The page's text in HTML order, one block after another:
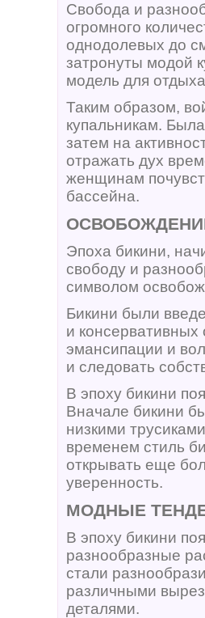
Свобода и
огромного
однодолевых до
затронуты модой
модель для
Таким образом,
купальникам.
затем на
отражать дух
женщинам
бассейна.
Эпоха бикини,
свободу и
символом
Бикини были
и
эмансипации и
и следовать
В эпоху бикини
Вначале бикини
низкими
временем стиль
открывать еще
уверенность.
МОДНЫЕ
В эпоху бикини
разнообразные
стали
различными
деталями.